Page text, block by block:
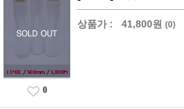
상품가 : 41,800원 (0)
0